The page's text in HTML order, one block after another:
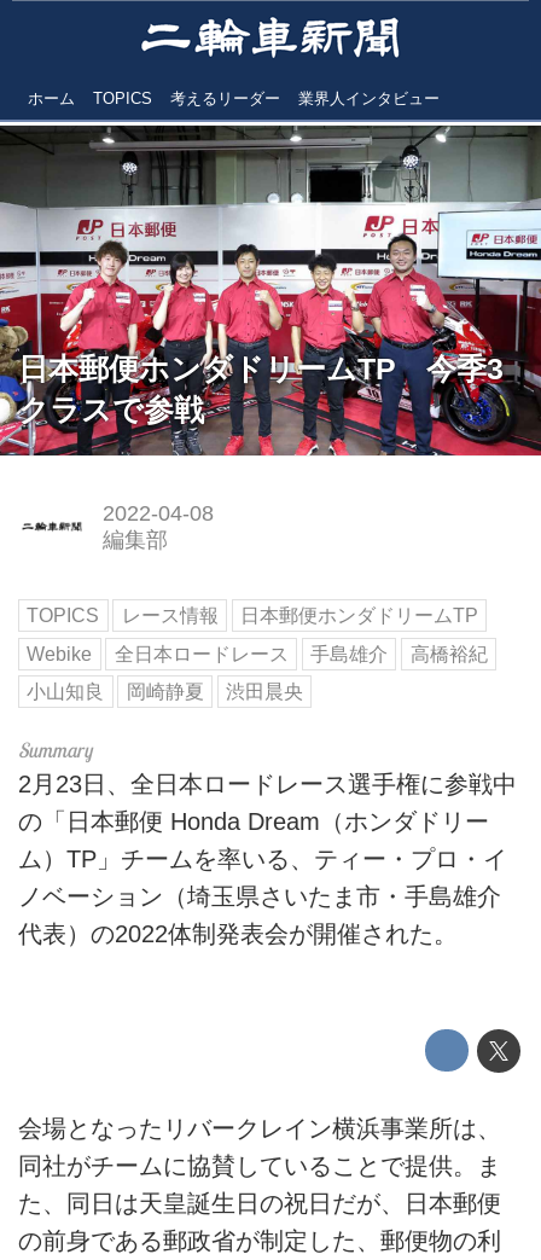
ホーム TOPICS 考えるリーダー 業界人インタビュー
日本郵便ホンダドリームTP 今季3
クラスで参戦
2022-04-08
編集部
TOPICS レース情報
日本郵便ホンダドリームTP
Webike
全日本ロードレース 手島雄介
高橋裕紀
小山知良
岡崎静夏 渋田晨央
2月23日、全日本ロードレース選手権に参戦中
の「日本郵便 Honda Dream（ホンダドリー
ム）TP」チームを率いる、ティー・プロ・イ
ノベーション（埼玉県さいたま市・手島雄介
代表）の2022体制発表会が開催された。
会場となったリバークレイン横浜事業所は、
同社がチームに協賛していることで提供。ま
た、同日は天皇誕生日の祝日だが、日本郵便
の前身である郵政省が制定した、郵便物の利